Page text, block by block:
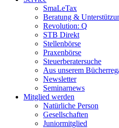
SmaLeTax
Beratung &
Revolution: Q
STB Direkt
Stellenbörse
Praxenbörse
Steuerberatersuche
Aus unserem
Newsletter
Seminarnews
Mitglied werden
Natürliche Person
Gesellschaften
Juniormitglied